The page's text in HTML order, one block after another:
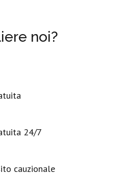
noi?
24/7
cauzionale